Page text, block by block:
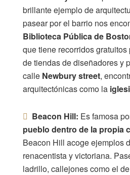
brillante ejemplo de
pasear por el barrio nos
Biblioteca Pública de
que tiene recorridos
de tiendas de diseñadores y
calle Newbury street,
arquitectónicas como la
Beacon Hill: Es famosa
pueblo dentro de la propia
Beacon Hill acoge ejemplos
renacentista y victoriana.
ladrillo, callejones como el de